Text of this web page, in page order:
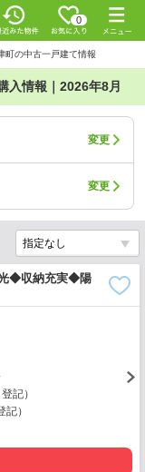
0
町の中古一戸建て情報
入情報｜2026年8月
変更
変更
◆収納充実◆陽
記）
）